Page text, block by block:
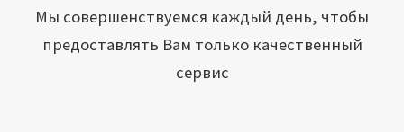
Мы совершенствуемся каждый день, чтобы
предоставлять Вам только качественный
сервис